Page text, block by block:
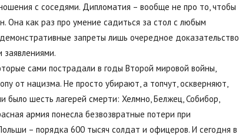
Буда-
Кошелево
с соседями. Дипломатия – вообще не про то, чтобы
Она как раз про умение садиться за стол с любым
запреты лишь очередное доказательство
заявлениями.
сами пострадали в годы Второй мировой войны,
от нацизма. Не просто убирают, а топчут, оскверняют,
было шесть лагерей смерти: Хелмно, Белжец, Собибор,
армия понесла безвозвратные потери при
– порядка 600 тысяч солдат и офицеров. И сегодня в